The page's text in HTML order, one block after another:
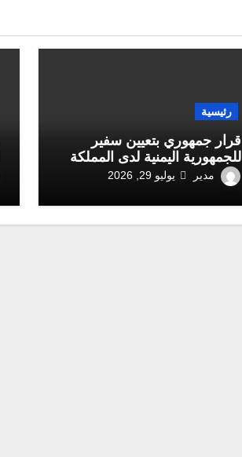
رئيسية
قرار جمهوري بتعيين سفير
للجمهورية اليمنية لدى المملكة
العربية السعودية
مدير يوليو 29, 2026